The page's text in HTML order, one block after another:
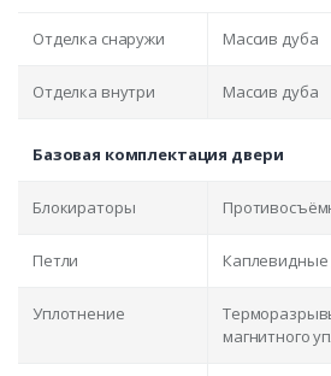
Отделка снаружи Массив дуба
Отделка внутри Массив дуба
Базовая комплектация двери
Блокираторы
Петли
Уплотнение
магнитного